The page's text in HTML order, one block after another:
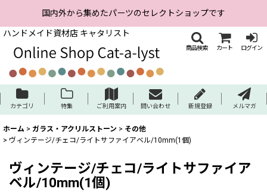
国内外から集めたパーツのセレクトショップです
ハンドメイド資材店 キャタリスト
商品検索 カート ログイン
カテゴリ 特集 ご利用案内 問い合わせ 新規登録 メルマガ
ホーム > ガラス・アクリルストーン > その他
> ヴィンテージ/チェコ/ライトサファイアベル/10mm(1個)
ヴィンテージ/チェコ/ライトサファイア
ベル/10mm(1個)